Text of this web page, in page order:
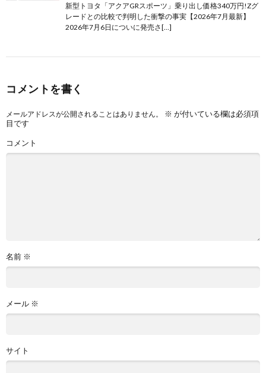
新型トヨタ「アクアGRスポーツ」乗り出し価格340万円!Zグ
レードとの比較で判明した衝撃の事実【2026年7月最新】
2026年7月6日についに発売さ[…]
コメントを書く
メールアドレスが公開されることはありません。 ※ が付いている欄は必須項
目です
コメント
名前 ※
メール ※
サイト